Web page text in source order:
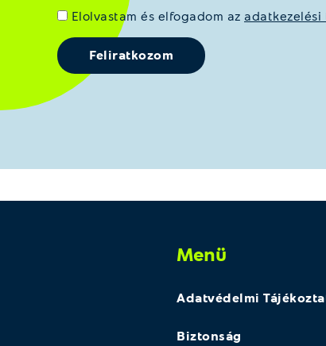
Elolvastam és elfogadom az
Menü
Adatvédelmi
Biztonság